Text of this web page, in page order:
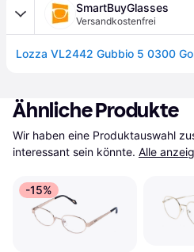
SmartBuyGlasses
Versandkostenfrei
Ähnliche Produkte
Wir haben eine Produktauswahl
interessant sein könnte. Alle
-15%